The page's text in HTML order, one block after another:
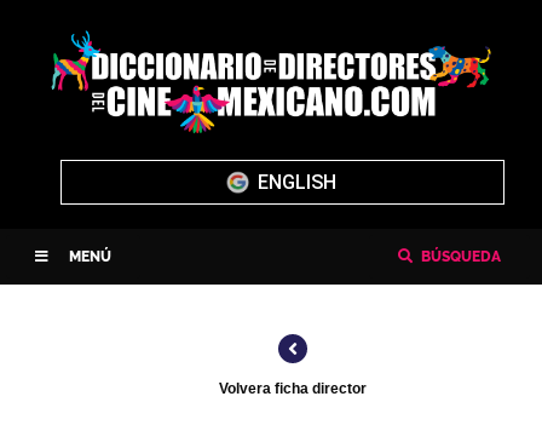
ENGLISH
MENÚ BÚSQUEDA
Volvera ficha director